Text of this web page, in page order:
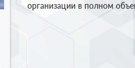
организации в полном